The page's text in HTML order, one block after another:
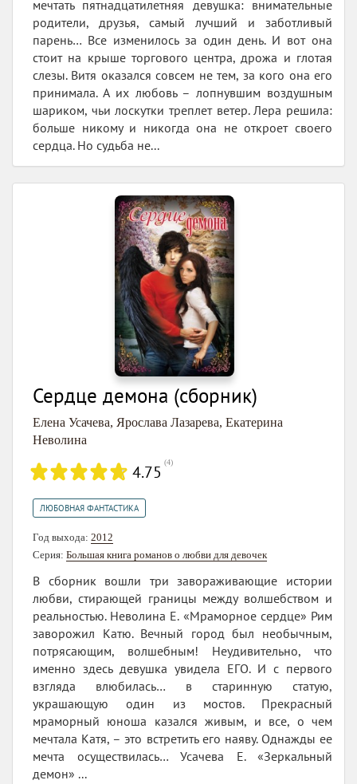
мечтать пятнадцатилетняя девушка: внимательные
родители, друзья, самый лучший и заботливый
парень… Все изменилось за один день. И вот она
стоит на крыше торгового центра, дрожа и глотая
слезы. Витя оказался совсем не тем, за кого она его
принимала. А их любовь – лопнувшим воздушным
шариком, чьи лоскутки треплет ветер. Лера решила:
больше никому и никогда она не откроет своего
сердца. Но судьба не...
Сердце демона (сборник)
Елена Усачева, Ярослава Лазарева, Екатерина
Неволина
4.75 (4)
ЛЮБОВНАЯ ФАНТАСТИКА
Год выхода: 2012
Серия: Большая книга романов о любви для девочек
В сборник вошли три завораживающие истории
любви, стирающей границы между волшебством и
реальностью. Неволина Е. «Мраморное сердце» Рим
заворожил Катю. Вечный город был необычным,
потрясающим, волшебным! Неудивительно, что
именно здесь девушка увидела ЕГО. И с первого
взгляда влюбилась… в старинную статую,
украшающую один из мостов. Прекрасный
мраморный юноша казался живым, и все, о чем
мечтала Катя, – это встретить его наяву. Однажды ее
мечта осуществилась… Усачева Е. «Зеркальный
демон» ...